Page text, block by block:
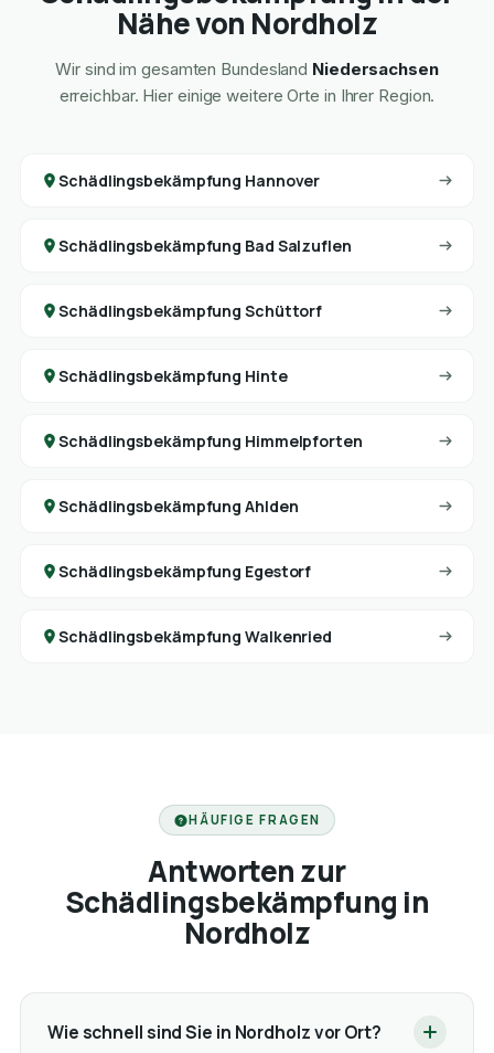
Nähe von Nordholz
Wir sind im gesamten Bundesland Niedersachsen
erreichbar. Hier einige weitere Orte in Ihrer Region.
Schädlingsbekämpfung Hannover
Schädlingsbekämpfung Bad Salzuflen
Schädlingsbekämpfung Schüttorf
Schädlingsbekämpfung Hinte
Schädlingsbekämpfung Himmelpforten
Schädlingsbekämpfung Ahlden
Schädlingsbekämpfung Egestorf
Schädlingsbekämpfung Walkenried
HÄUFIGE FRAGEN
Antworten zur
Schädlingsbekämpfung in
Nordholz
Wie schnell sind Sie in Nordholz vor Ort?